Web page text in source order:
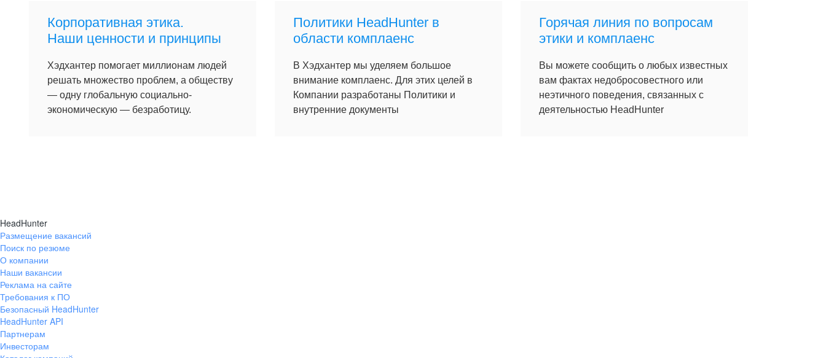
Корпоративная этика.
Наши ценности и принципы
Хэдхантер помогает миллионам людей
решать множество проблем, а обществу
— одну глобальную социально-
экономическую — безработицу.
Политики HeadHunter в
области комплаенс
В Хэдхантер мы уделяем большое
внимание комплаенс. Для этих целей в
Компании разработаны Политики и
внутренние документы
Горячая линия по вопросам
этики и комплаенс
Вы можете сообщить о любых известных
вам фактах недобросовестного или
неэтичного поведения, связанных с
деятельностью HeadHunter
HeadHunter
Размещение вакансий
Поиск по резюме
О компании
Наши вакансии
Реклама на сайте
Требования к ПО
Безопасный HeadHunter
HeadHunter API
Партнерам
Инвесторам